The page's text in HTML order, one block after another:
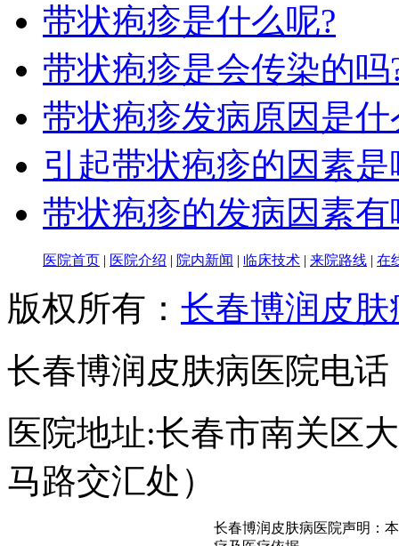
带状疱疹是什么呢?
带状疱疹是会传染的吗
带状疱疹发病原因是什
引起带状疱疹的因素是
带状疱疹的发病因素有
医院首页 | 医院介绍 | 院内新闻 | 临床技术 | 来院路线 | 在
版权所有： 长春博润皮肤
长春博润皮肤病医院电话
医院地址:长春市南关区
马路交汇处）
长春博润皮肤病医院声明：